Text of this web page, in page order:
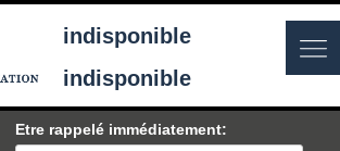
indisponible
indisponible
Etre rappelé immédiatement: